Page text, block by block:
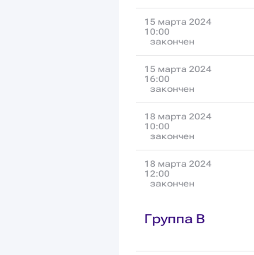
15 марта 2024
10:00
закончен
15 марта 2024
16:00
закончен
18 марта 2024
10:00
закончен
18 марта 2024
12:00
закончен
Группа B